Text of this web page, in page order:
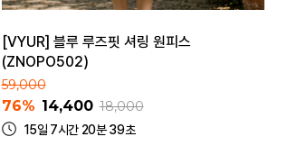
[VYUR] 블루 루즈핏 셔링 원피스
(ZNOPO502)
59,000
76% 14,400 18,000
15일 7시간 20분 39초